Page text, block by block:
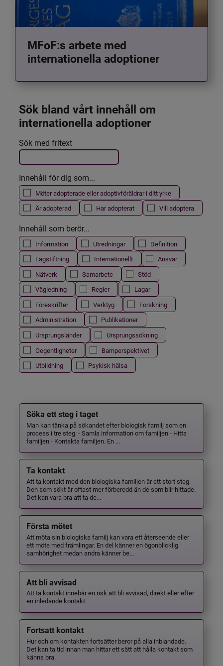
MFoF:s arbete med
internationella adoptioner
Sök bland vårt innehåll om
internationella adoptioner
Filtrera resultatet
Det här formuläret postas automatiskt
Sök med fritext
Innehåll för dig som...
Möter adopterade eller adoptivföräldrar i ditt yrke
Är adopterad
Har adopterat Vill adoptera
Innehåll som berör...
Information Utredningar
Definition
Lagstiftning
Internationellt
Ansvar
Nätverk
Samarbete
Stöd
Vägledning
Regler
Lagar
Föreskrifter
Verktyg
Forskning
Administration
Publikationer
Ursprungsländer
Ursprungssökning
Oegentligheter
Barnperspektivet
Utbildning
Psykisk hälsa
Söka ett steg i taget
Man kan tänka på sökandet efter biologisk familj som en
process i tre steg: - Samla information om familjen - Hitta
familjen - Kontakta familjen. En ...
Ta kontakt
Att ta kontakt med den biologiska familjen är ett stort steg.
Den som sökt är oftast mer förberedd än de som blir hittade.
Det kan vara bra att ta de...
Första mötet
Att möta sin biologiska familj kan vara ett återseende eller
ett möte med främlingar. En del känner en ögonblicklig
samhörighet medan andra känner be...
Att bli avvisad
Att ta kontakt innebär en risk att bli avvisad, direkt eller efter
en inledande kontakt.
Fortsatt kontakt
Hur och om kontakten fortsätter beror på alla inblandade.
Det kan ta tid innan man hittar ett sätt att hålla kontakt som
känns bra.